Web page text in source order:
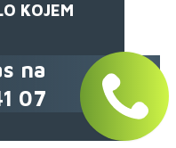
KOJEM
na
07